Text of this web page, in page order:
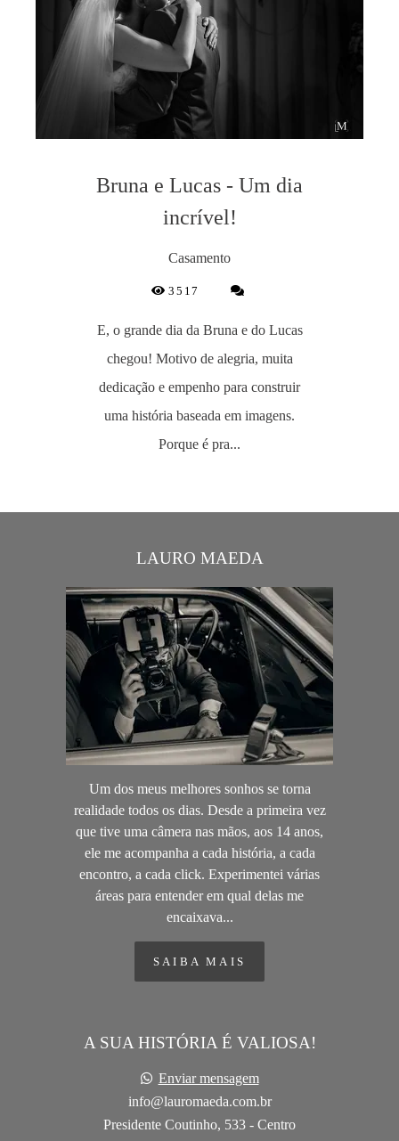
Bruna e Lucas - Um dia
incrível!
Casamento
3517
E, o grande dia da Bruna e do Lucas
chegou! Motivo de alegria, muita
dedicação e empenho para construir
uma história baseada em imagens.
Porque é pra...
LAURO MAEDA
Um dos meus melhores sonhos se torna
realidade todos os dias. Desde a primeira vez
que tive uma câmera nas mãos, aos 14 anos,
ele me acompanha a cada história, a cada
encontro, a cada click. Experimentei várias
áreas para entender em qual delas me
encaixava...
SAIBA MAIS
A SUA HISTÓRIA É VALIOSA!
Enviar mensagem
info@lauromaeda.com.br
Presidente Coutinho, 533 - Centro